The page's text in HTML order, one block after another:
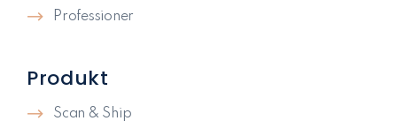
Produkt
Scan & Ship
Professioner